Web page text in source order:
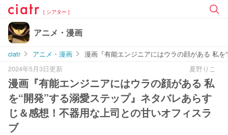
[ シアター ]
アニメ・漫画
ciatr アニメ・漫画
漫画『有能エンジニアにはウラの顔がある 私
2024年5月3日更新
夏野りこ
漫画『有能エンジニアにはウラの顔がある 私
を“開発”する溺愛ステップ』ネタバレあらす
じ＆感想！不器用な上司との甘いオフィスラ
ブ